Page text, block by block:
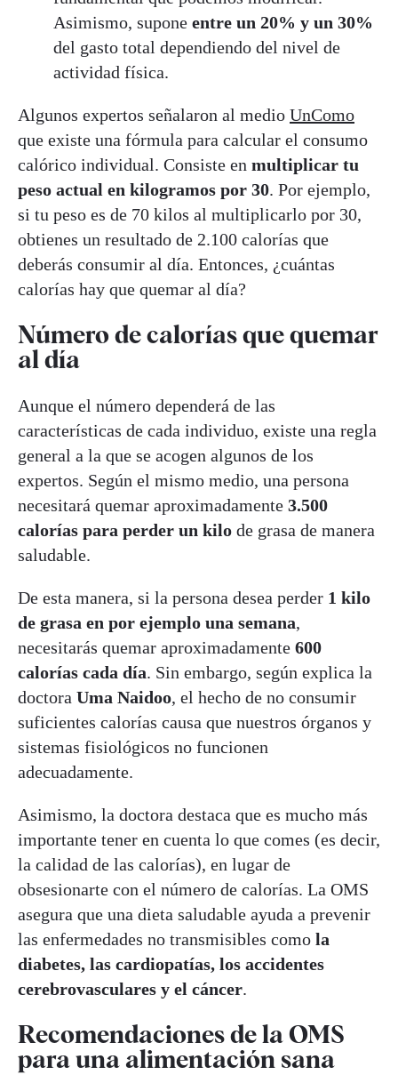
Asimismo, supone entre un 20% y un 30%
del gasto total dependiendo del nivel de
actividad física.
Algunos expertos señalaron al medio UnComo
que existe una fórmula para calcular el consumo
calórico individual. Consiste en multiplicar tu
peso actual en kilogramos por 30. Por ejemplo,
si tu peso es de 70 kilos al multiplicarlo por 30,
obtienes un resultado de 2.100 calorías que
deberás consumir al día. Entonces, ¿cuántas
calorías hay que quemar al día?
Número de calorías que quemar
al día
Aunque el número dependerá de las
características de cada individuo, existe una regla
general a la que se acogen algunos de los
expertos. Según el mismo medio, una persona
necesitará quemar aproximadamente 3.500
calorías para perder un kilo de grasa de manera
saludable.
De esta manera, si la persona desea perder 1 kilo
de grasa en por ejemplo una semana,
necesitarás quemar aproximadamente 600
calorías cada día. Sin embargo, según explica la
doctora Uma Naidoo, el hecho de no consumir
suficientes calorías causa que nuestros órganos y
sistemas fisiológicos no funcionen
adecuadamente.
Asimismo, la doctora destaca que es mucho más
importante tener en cuenta lo que comes (es decir,
la calidad de las calorías), en lugar de
obsesionarte con el número de calorías. La OMS
asegura que una dieta saludable ayuda a prevenir
las enfermedades no transmisibles como la
diabetes, las cardiopatías, los accidentes
cerebrovasculares y el cáncer.
Recomendaciones de la OMS
para una alimentación sana